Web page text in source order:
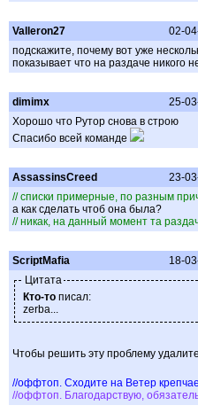
Valleron27
02-
подскажите, почему вот уже
показывает что на раздаче никого
dimimx
25-
Хорошо что Рутор снова в строю
Спасибо всей команде
AssassinsCreed
23-
// списки примерные, по разным
а как сделать чтоб она была?
// никак, на данный момент та
ScriptMafia
18-
Цитата
Кто-то писал:
zerba...
Чтобы решить эту проблему
//оффтоп. Сходите на Ветер
//оффтоп. Благодарствую,